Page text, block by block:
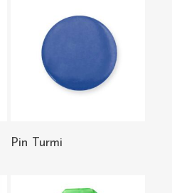
AÑADIR AL
Pin Turmi